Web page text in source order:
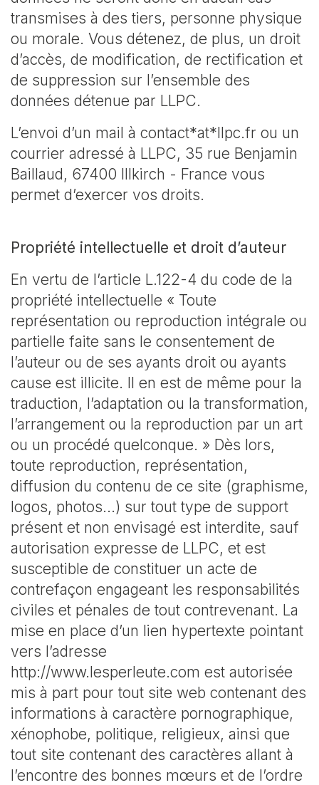
transmises à des tiers, personne physique
ou morale. Vous détenez, de plus, un droit
d’accès, de modification, de rectification et
de suppression sur l’ensemble des
données détenue par LLPC.
L’envoi d’un mail à contact*at*llpc.fr ou un
courrier adressé à LLPC, 35 rue Benjamin
Baillaud, 67400 Illkirch - France vous
permet d’exercer vos droits.
Propriété intellectuelle et droit d’auteur
En vertu de l’article L.122-4 du code de la
propriété intellectuelle « Toute
représentation ou reproduction intégrale ou
partielle faite sans le consentement de
l’auteur ou de ses ayants droit ou ayants
cause est illicite. Il en est de même pour la
traduction, l’adaptation ou la transformation,
l’arrangement ou la reproduction par un art
ou un procédé quelconque. » Dès lors,
toute reproduction, représentation,
diffusion du contenu de ce site (graphisme,
logos, photos…) sur tout type de support
présent et non envisagé est interdite, sauf
autorisation expresse de LLPC, et est
susceptible de constituer un acte de
contrefaçon engageant les responsabilités
civiles et pénales de tout contrevenant. La
mise en place d’un lien hypertexte pointant
vers l’adresse
http://www.lesperleute.com est autorisée
mis à part pour tout site web contenant des
informations à caractère pornographique,
xénophobe, politique, religieux, ainsi que
tout site contenant des caractères allant à
l’encontre des bonnes mœurs et de l’ordre